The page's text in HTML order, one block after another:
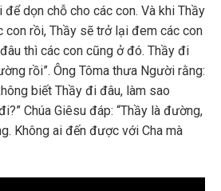
dọn chỗ cho các con. Và khi Thầy
con rồi, Thầy sẽ trở lại đem các con
thì các con cũng ở đó. Thầy đi
rồi”. Ông Tôma thưa Người rằng:
biết Thầy đi đâu, làm sao
Chúa Giêsu đáp: “Thầy là đường,
Không ai đến được với Cha mà